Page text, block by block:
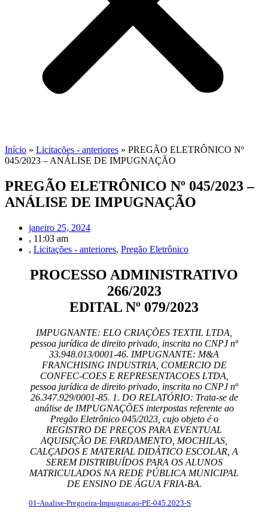
Início » Licitações - anteriores » PREGÃO ELETRÔNICO Nº
045/2023 – ANÁLISE DE IMPUGNAÇÃO
PREGÃO ELETRÔNICO Nº 045/2023 –
ANÁLISE DE IMPUGNAÇÃO
janeiro 25, 2024
, 11:03 am
, Licitações - anteriores, Pregão Eletrônico
PROCESSO ADMINISTRATIVO
266/2023
EDITAL Nº 079/2023
IMPUGNANTE: ELO CRIAÇÕES TEXTIL LTDA,
pessoa jurídica de direito privado, inscrita no CNPJ nº
33.948.013/0001-46. IMPUGNANTE: M&A
FRANCHISING INDUSTRIA, COMERCIO DE
CONFEC-COES E REPRESENTACOES LTDA,
pessoa jurídica de direito privado, inscrita no CNPJ nº
26.347.929/0001-85. 1. DO RELATÓRIO: Trata-se de
análise de IMPUGNAÇÕES interpostas referente ao
Pregão Eletrônico 045/2023, cujo objeto é o
REGISTRO DE PREÇOS PARA EVENTUAL
AQUISIÇÃO DE FARDAMENTO, MOCHILAS,
CALÇADOS E MATERIAL DIDÁTICO ESCOLAR, A
SEREM DISTRIBUÍDOS PARA OS ALUNOS
MATRICULADOS NA REDE PÚBLICA MUNICIPAL
DE ENSINO DE ÁGUA FRIA-BA.
01-Analise-Pregoeira-Impugnacao-PE-045.2023-S